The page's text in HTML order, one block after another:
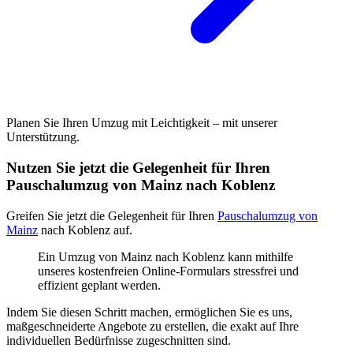
Planen Sie Ihren Umzug mit Leichtigkeit – mit unserer
Unterstützung.
Nutzen Sie jetzt die Gelegenheit für Ihren
Pauschalumzug von Mainz nach Koblenz
Greifen Sie jetzt die Gelegenheit für Ihren Pauschalumzug von
Mainz nach Koblenz auf.
Ein Umzug von Mainz nach Koblenz kann mithilfe
unseres kostenfreien Online-Formulars stressfrei und
effizient geplant werden.
Indem Sie diesen Schritt machen, ermöglichen Sie es uns,
maßgeschneiderte Angebote zu erstellen, die exakt auf Ihre
individuellen Bedürfnisse zugeschnitten sind.